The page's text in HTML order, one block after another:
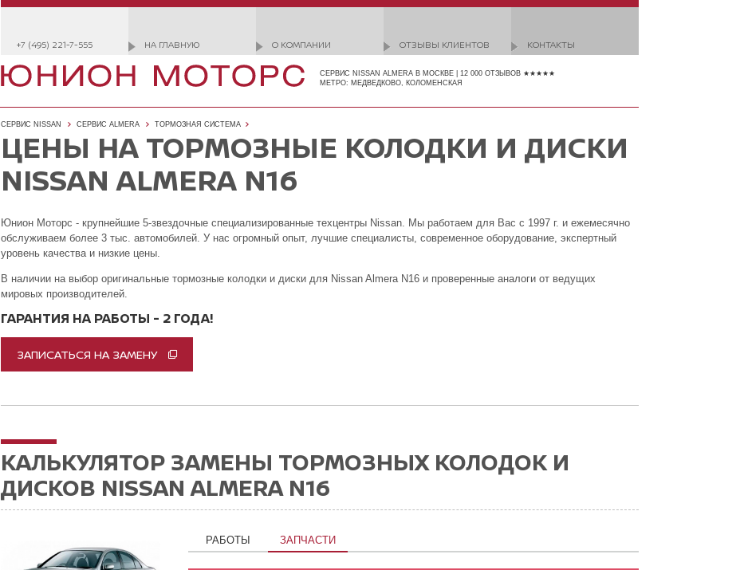
+7 (495) 221-7-555 НА ГЛАВНУЮ О КОМПАНИИ ОТЗЫВЫ КЛИЕНТОВ КОНТАКТЫ
СЕРВИС NISSAN ALMERA В МОСКВЕ | 12 000 ОТЗЫВОВ ★★★★★
МЕТРО: МЕДВЕДКОВО, КОЛОМЕНСКАЯ
СЕРВИС NISSAN СЕРВИС ALMERA ТОРМОЗНАЯ СИСТЕМА
ЦЕНЫ НА ТОРМОЗНЫЕ КОЛОДКИ И ДИСКИ
NISSAN ALMERA N16
Юнион Моторс - крупнейшие 5-звездочные специализированные техцентры Nissan. Мы работаем для Вас с 1997 г. и ежемесячно
обслуживаем более 3 тыс. автомобилей. У нас огромный опыт, лучшие специалисты, современное оборудование, экспертный
уровень качества и низкие цены.
В наличии на выбор оригинальные тормозные колодки и диски для Nissan Almera N16 и проверенные аналоги от ведущих
мировых производителей.
ГАРАНТИЯ НА РАБОТЫ - 2 ГОДА!
ЗАПИСАТЬСЯ НА ЗАМЕНУ
КАЛЬКУЛЯТОР ЗАМЕНЫ ТОРМОЗНЫХ КОЛОДОК И
ДИСКОВ NISSAN ALMERA N16
РАБОТЫ ЗАПЧАСТИ